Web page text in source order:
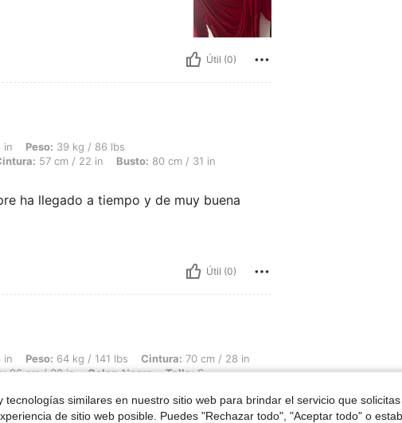
Útil (0)
/ 86 lbs, Forma del cuerpo: Reloj de arena, Caderas: 80 cm / 31 in, Cintura: 57 cm / 22
in Peso: 39 kg / 86 lbs
57 cm / 22 in Busto: 80 cm / 31 in
ha llegado a tiempo y de muy buena
Útil (0)
/ 141 lbs, Cintura: 70 cm / 28 in, Caderas: 104 cm / 41 in, Forma del cuerpo: Triángulo,
in Peso: 64 kg / 141 lbs Cintura: 70 cm / 28 in
96 cm / 38 in Color:Negro Talla:S
a pedir me gustó mucho sin duda lo
tecnologías similares en nuestro sitio web para brindar el servicio que
de sitio web posible. Puedes "Rechazar todo", "Aceptar todo" o